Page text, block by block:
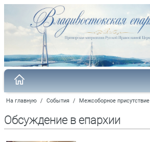
На главную / События / Межсоборное присутствие
Обсуждение в епархии